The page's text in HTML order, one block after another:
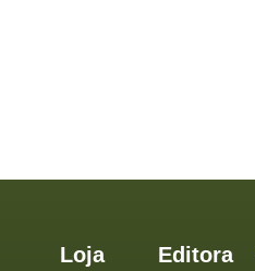
Loja
Editora